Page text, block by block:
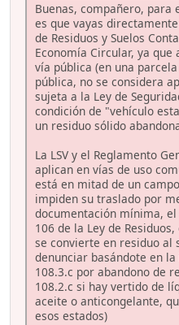
Buenas, compañero, para
es que vayas
de Residuos y Suelos
Economía Circular, ya
vía pública (en una
pública, no se considera
sujeta a la Ley de
condición de "vehículo
un residuo sólido
La LSV y el Reglamento
aplican en vías de uso
está en mitad de un
impiden su traslado por
documentación mínima,
106 de la Ley de
se convierte en residuo al
denunciar basándote en
108.3.c por abandono de
108.2.c si hay vertido de
aceite o anticongelante,
esos estados)